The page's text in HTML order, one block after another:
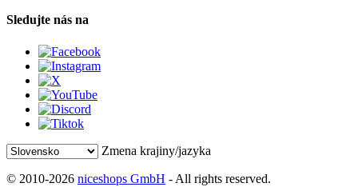
Sledujte nás na
Zmena krajiny/jazyka
© 2010-2026 niceshops GmbH - All rights reserved.